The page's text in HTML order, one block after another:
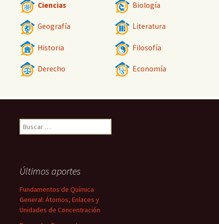
Ciencias Biología
Geografía Literatura
Historia Filosofía
Derecho Economía
Buscar:
Últimos aportes
Fundamentos de Química
General: Átomos, Enlaces y
Unidades de Concentración